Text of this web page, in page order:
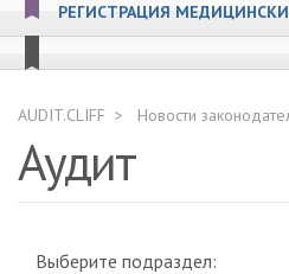
РЕГИСТРАЦИЯ
AUDIT.CLIFF Новости
Аудит
Выберите подраздел: